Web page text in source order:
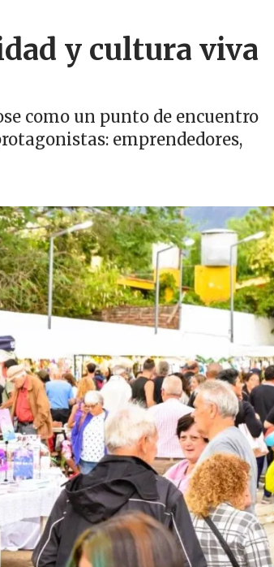
y cultura viva
como un punto de encuentro
emprendedores,